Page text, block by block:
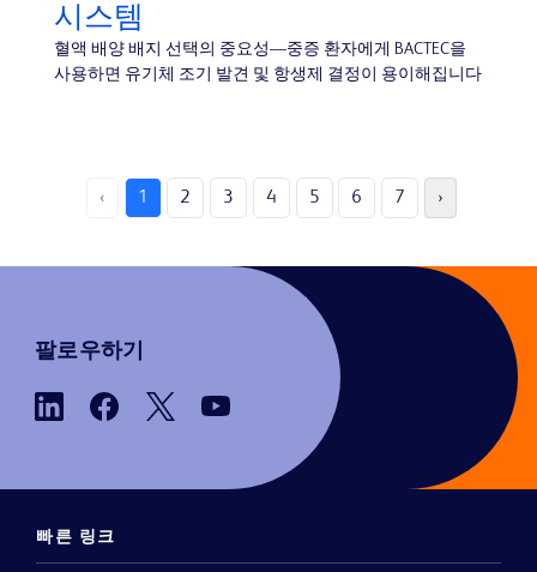
시스템
혈액 배양 배지 선택의 중요성—중증 환자에게 BACTEC을
사용하면 유기체 조기 발견 및 항생제 결정이 용이해집니다
‹ 1 2 3 4 5 6 7 ›
팔로우하기
빠른 링크